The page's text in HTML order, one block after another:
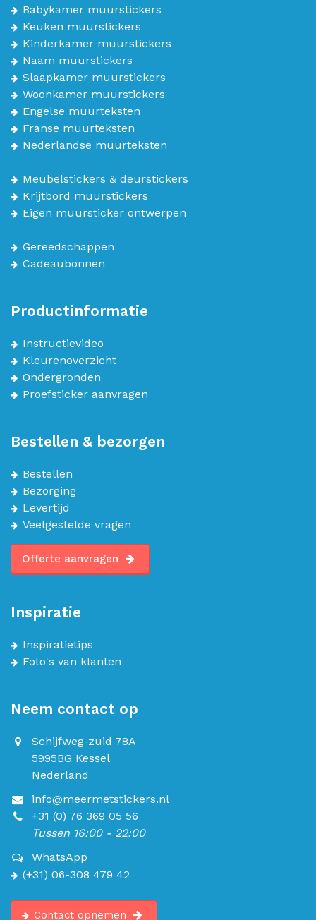
Babykamer muurstickers
Keuken muurstickers
Kinderkamer muurstickers
Naam muurstickers
Slaapkamer muurstickers
Woonkamer muurstickers
Engelse muurteksten
Franse muurteksten
Nederlandse muurteksten
Meubelstickers & deurstickers
Krijtbord muurstickers
Eigen muursticker ontwerpen
Gereedschappen
Cadeaubonnen
Productinformatie
Instructievideo
Kleurenoverzicht
Ondergronden
Proefsticker aanvragen
Bestellen & bezorgen
Bestellen
Bezorging
Levertijd
Veelgestelde vragen
Offerte aanvragen
Inspiratie
Inspiratietips
Foto's van klanten
Neem contact op
Schijfweg-zuid 78A
5995BG Kessel
Nederland
info@meermetstickers.nl
+31 (0) 76 369 05 56
Tussen 16:00 - 22:00
WhatsApp
(+31) 06-308 479 42
Contact opnemen